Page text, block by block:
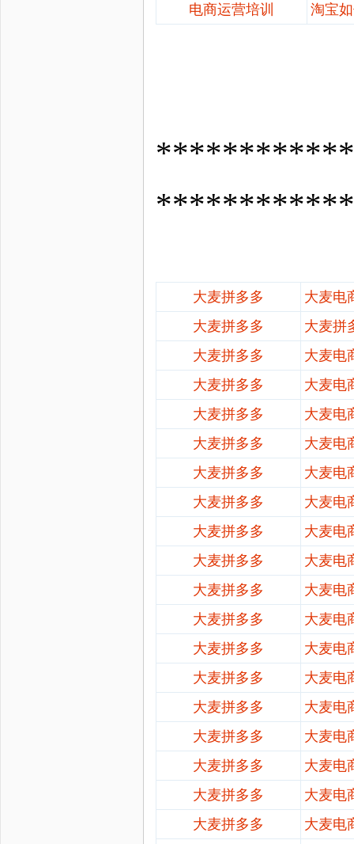
电商运营培训
淘宝
大麦拼多多
大麦电
大麦拼多多
大麦拼
大麦拼多多
大麦电
大麦拼多多
大麦电
大麦拼多多
大麦电
大麦拼多多
大麦电
大麦拼多多
大麦电
大麦拼多多
大麦电
大麦拼多多
大麦电
大麦拼多多
大麦电
大麦拼多多
大麦电
大麦拼多多
大麦电
大麦拼多多
大麦电
大麦拼多多
大麦电
大麦拼多多
大麦电
大麦拼多多
大麦电
大麦拼多多
大麦电
大麦拼多多
大麦电
大麦拼多多
大麦电